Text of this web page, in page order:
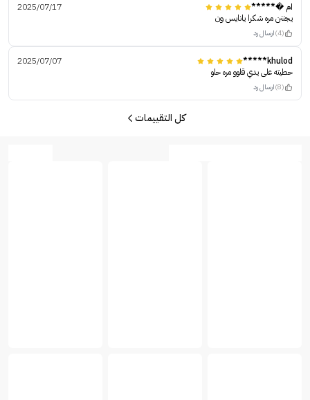
ام �*****
2025/07/17
يجننن مره شكرا يانايس ون
(4) ارسال رد
khulod*****
2025/07/07
حطيته على يدي قلوو مره حلو
(8) ارسال رد
كل التقييمات